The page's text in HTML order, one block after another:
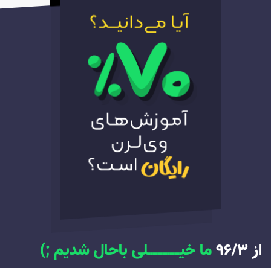
از ۹۶/۳ ما خیـــــــــــــلی باحال شدیم ;)